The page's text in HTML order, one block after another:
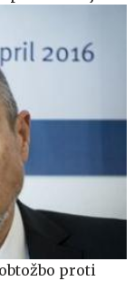
proti